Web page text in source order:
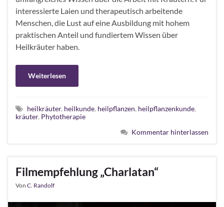
interessierte Laien und therapeutisch arbeitende
Menschen, die Lust auf eine Ausbildung mit hohem
praktischen Anteil und fundiertem Wissen über
Heilkräuter haben.
Weiterlesen
heilkräuter, heilkunde, heilpflanzen, heilpflanzenkunde,
kräuter, Phytotherapie
Kommentar hinterlassen
Filmempfehlung „Charlatan“
Von C. Randolf